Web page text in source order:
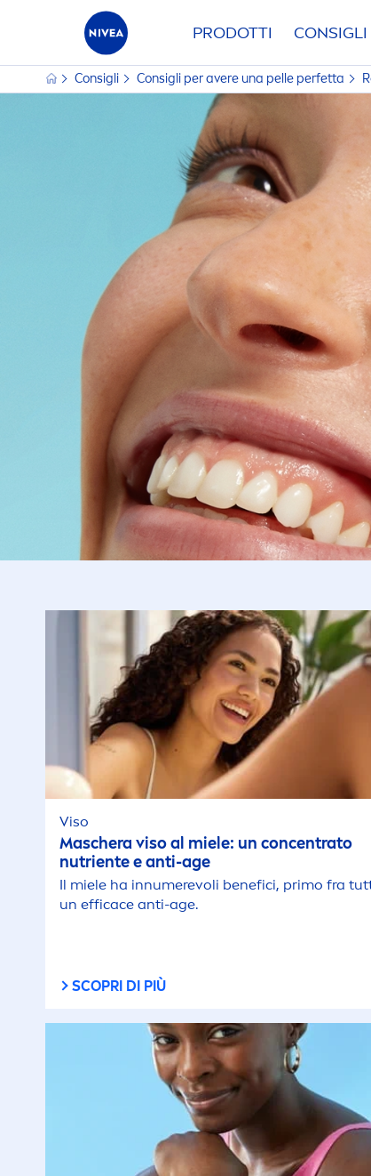
PRODOTTI CONSIGLI
Consigli Consigli per avere una pelle perfetta
Viso
Maschera viso al miele: un concentrato
nutriente e anti-age
Il miele ha innumerevoli benefici, primo fra
un efficace anti-age.
SCOPRI DI PIÙ